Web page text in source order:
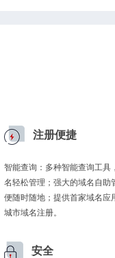
注册便捷
智能查询：多种智能查询工具
名轻松管理；强大的域名自
便随时随地；提供首家域名应
城市域名注册。
安全